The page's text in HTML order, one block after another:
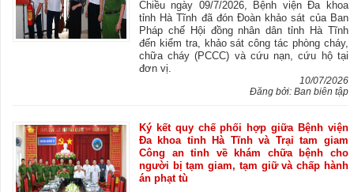
Chiều ngày 09/7/2026, Bệnh viện Đa khoa
tỉnh Hà Tĩnh đã đón Đoàn khảo sát của Ban
Pháp chế Hội đồng nhân dân tỉnh Hà Tĩnh
đến kiểm tra, khảo sát công tác phòng cháy,
chữa cháy (PCCC) và cứu nạn, cứu hộ tại
đơn vị.
10/07/2026
Đăng bởi: Ban biên tập
Ký kết quy chế phối hợp giữa Bệnh viện
Đa khoa tỉnh Hà Tĩnh và Trại tam giam
Công an tỉnh về khám chữa bệnh cho
người bị tạm giam, tạm giữ và chấp hành
án phạt tù